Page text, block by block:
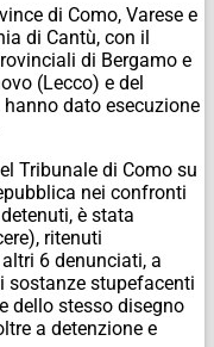
di Como, Varese e
di Cantù, con il
di Bergamo e
(Lecco) e del
hanno dato esecuzione
Tribunale di Como su
nei confronti
è stata
ritenuti
6 denunciati, a
sostanze stupefacenti
dello stesso disegno
a detenzione e